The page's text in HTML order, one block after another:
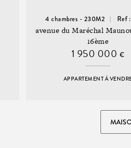
4 chambres - 230M2 Ref
avenue du Maréchal
16ème
1 950 000 €
APPARTEMENT À